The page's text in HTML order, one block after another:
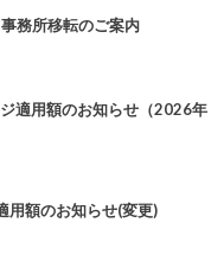
務所移転のご案内
適用額のお知らせ（2026年
額のお知らせ(変更)